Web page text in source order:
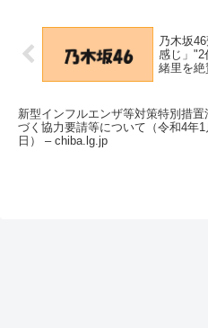
乃木坂
感じ」"2
緒里を
新型インフルエンザ等対策特別措置
づく協力要請等について（令和4年1
日） – chiba.lg.jp